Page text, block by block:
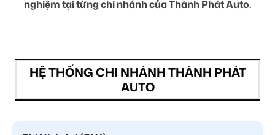
nghiệm tại từng chi nhánh của Thành Phát Auto.
HỆ THỐNG CHI NHÁNH THÀNH PHÁT
AUTO